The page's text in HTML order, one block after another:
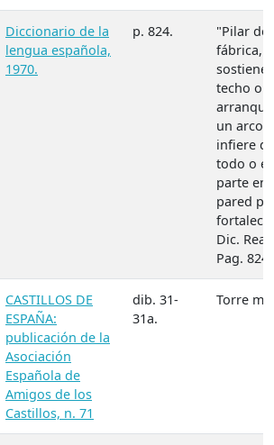
Diccionario de la
lengua española,
1970.
p. 824.
"Pilar de
fábrica,
sostiene
techo o
un arco,
infiere
todo o
parte en
pared
Dic. Real
Pag. 824.
CASTILLOS DE
ESPAÑA:
publicación de la
Asociación
Española de
Amigos de los
Castillos, n. 71
dib. 31-
31a.
Torre